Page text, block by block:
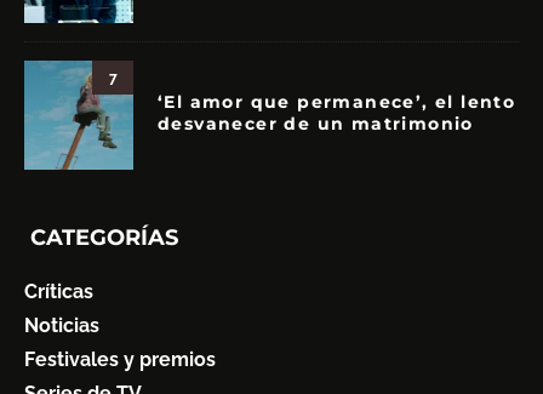
7
‘El amor que permanece’, el lento
desvanecer de un matrimonio
CATEGORÍAS
Críticas
Noticias
Festivales y premios